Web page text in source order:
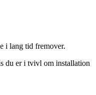
i lang tid fremover.
du er i tvivl om installation